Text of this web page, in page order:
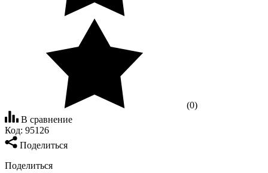
(0)
В сравнение
Код: 95126
Поделиться
Поделиться